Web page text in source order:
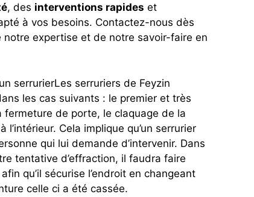
, des interventions rapides et
à vos besoins. Contactez-nous dès
expertise et de notre savoir-faire en
serrurierLes serruriers de Feyzin
les cas suivants : le premier et très
de porte, le claquage de la
Cela implique qu’un serrurier
qui lui demande d’intervenir. Dans
tentative d’effraction, il faudra faire
qu’il sécurise l’endroit en changeant
celle ci a été cassée.